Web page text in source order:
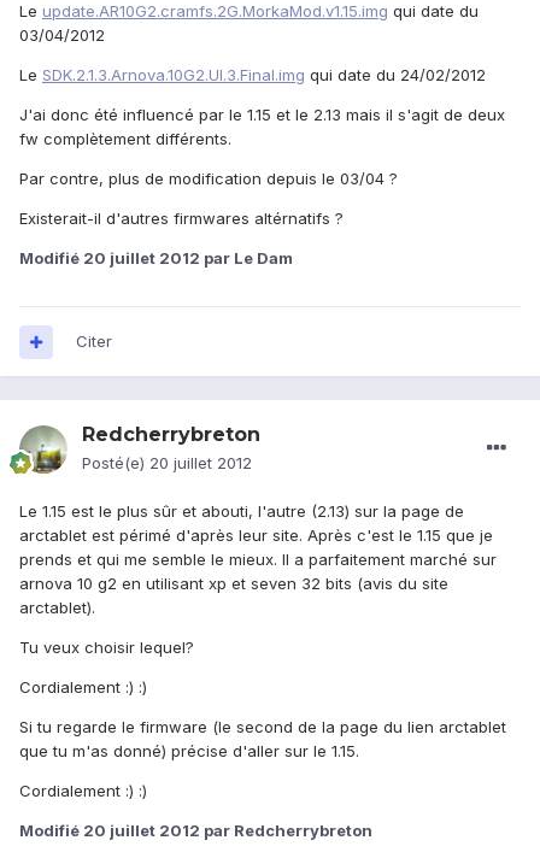
Le update.AR10G2.cramfs.2G.MorkaMod.v1.15.img qui date du
03/04/2012
Le SDK.2.1.3.Arnova.10G2.UI.3.Final.img qui date du 24/02/2012
J'ai donc été influencé par le 1.15 et le 2.13 mais il s'agit de deux
fw complètement différents.
Par contre, plus de modification depuis le 03/04 ?
Existerait-il d'autres firmwares altérnatifs ?
Modifié 20 juillet 2012 par Le Dam
Citer
Redcherrybreton
Posté(e) 20 juillet 2012
Le 1.15 est le plus sûr et abouti, l'autre (2.13) sur la page de
arctablet est périmé d'après leur site. Après c'est le 1.15 que je
prends et qui me semble le mieux. Il a parfaitement marché sur
arnova 10 g2 en utilisant xp et seven 32 bits (avis du site
arctablet).
Tu veux choisir lequel?
Cordialement :) :)
Si tu regarde le firmware (le second de la page du lien arctablet
que tu m'as donné) précise d'aller sur le 1.15.
Cordialement :) :)
Modifié 20 juillet 2012 par Redcherrybreton